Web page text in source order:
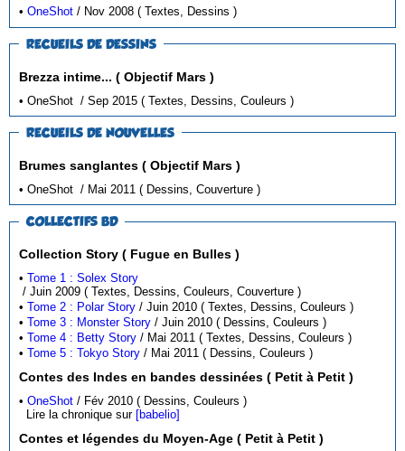
•OneShot / Nov 2008 ( Textes, Dessins )
RECUEILS DE DESSINS
Brezza intime... ( Objectif Mars )
• OneShot / Sep 2015 ( Textes, Dessins, Couleurs )
RECUEILS DE NOUVELLES
Brumes sanglantes ( Objectif Mars )
• OneShot / Mai 2011 ( Dessins, Couverture )
COLLECTIFS BD
Collection Story ( Fugue en Bulles )
•Tome 1 : Solex Story
/ Juin 2009 ( Textes, Dessins, Couleurs, Couverture )
•Tome 2 : Polar Story
/ Juin 2010 ( Textes, Dessins, Couleurs )
•Tome 3 : Monster Story
/ Juin 2010 ( Dessins, Couleurs )
•Tome 4 : Betty Story
/ Mai 2011 ( Textes, Dessins, Couleurs )
•Tome 5 : Tokyo Story / Mai 2011 ( Dessins, Couleurs )
Contes des Indes en bandes dessinées ( Petit à Petit )
•OneShot
/ Fév 2010 ( Dessins, Couleurs )
Lire la chronique sur [babelio]
Contes et légendes du Moyen-Age ( Petit à Petit )